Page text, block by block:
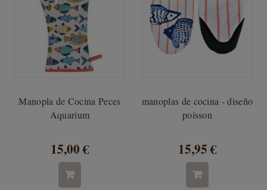
Manopla de Cocina Peces
Aquarium
15,00 €
manoplas de cocina - diseño
poisson
15,95 €